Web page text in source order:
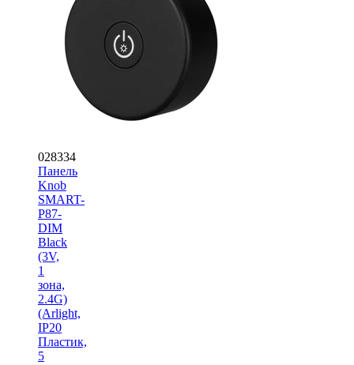
028334
Панель
Knob
SMART-
P87-
DIM
Black
(3V,
1
зона,
2.4G)
(Arlight,
IP20
Пластик,
5